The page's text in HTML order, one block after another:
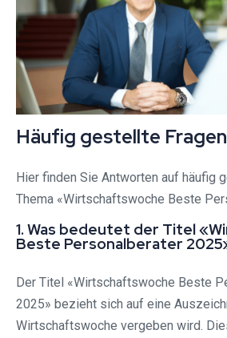
Häufig gestellte Fragen
Hier finden Sie Antworten auf häufig
Thema «Wirtschaftswoche Beste
1. Was bedeutet der Titel
Beste Personalberater
Der Titel «Wirtschaftswoche Beste
2025» bezieht sich auf eine
Wirtschaftswoche vergeben wird.